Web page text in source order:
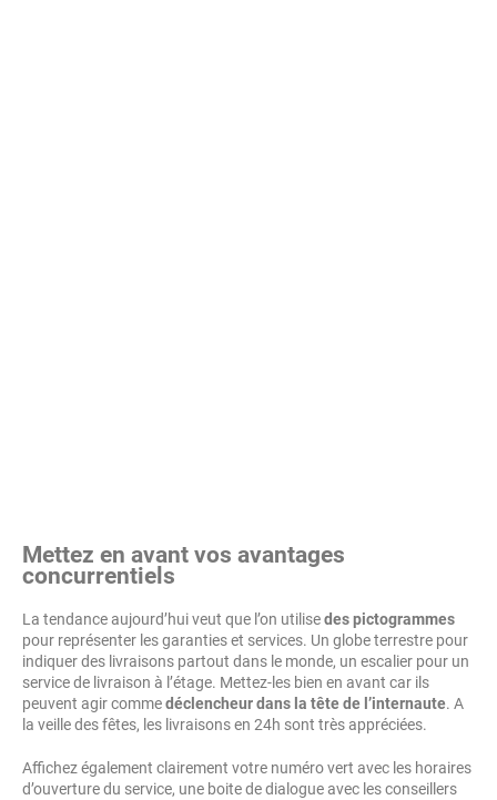
Mettez en avant vos avantages
concurrentiels
La tendance aujourd’hui veut que l’on utilisedes pictogrammes
pour représenter les garanties et services. Un globe terrestre pour
indiquer des livraisons partout dans le monde, un escalier pour un
service de livraison à l’étage. Mettez-les bien en avant car ils
peuvent agir commedéclencheur dans la tête de l’internaute. A
la veille des fêtes, les livraisons en 24h sont très appréciées.
Affichez également clairement votre numéro vert avec les horaires
d’ouverture du service, une boite de dialogue avec les conseillers